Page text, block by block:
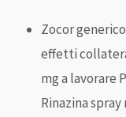
Zocor
effetti
mg a lavorare
Rinazina